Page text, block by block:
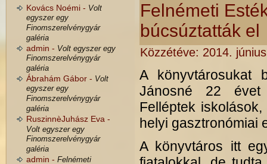
Kovács Noémi - Volt
egyszer egy
Finomszerelvénygyár
galéria
admin - Volt egyszer egy
Finomszerelvénygyár
galéria
Ábrahám Gábor - Volt
egyszer egy
Finomszerelvénygyár
galéria
RuszinnèJuhász Eva -
Volt egyszer egy
Finomszerelvénygyár
galéria
admin - Felnémeti
Felnémeti
búcsúztatták el
Közzétéve: 2014.
A könyvtárosukat
Jánosné 22 évet
Felléptek
helyi gasztronómiai
A könyvtáros itt